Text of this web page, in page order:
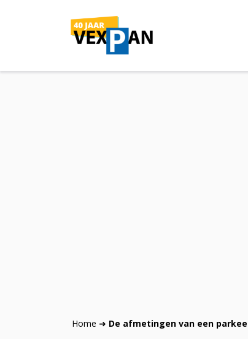
Home ➜ De afmetingen van een